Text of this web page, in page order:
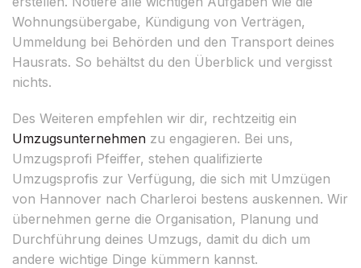
Wohnungsübergabe, Kündigung von Verträgen,
Ummeldung bei Behörden und den Transport deines
Hausrats. So behältst du den Überblick und vergisst
nichts.
Des Weiteren empfehlen wir dir, rechtzeitig ein
Umzugsunternehmen zu engagieren. Bei uns,
Umzugsprofi Pfeiffer, stehen qualifizierte
Umzugsprofis zur Verfügung, die sich mit Umzügen
von Hannover nach Charleroi bestens auskennen. Wir
übernehmen gerne die Organisation, Planung und
Durchführung deines Umzugs, damit du dich um
andere wichtige Dinge kümmern kannst.